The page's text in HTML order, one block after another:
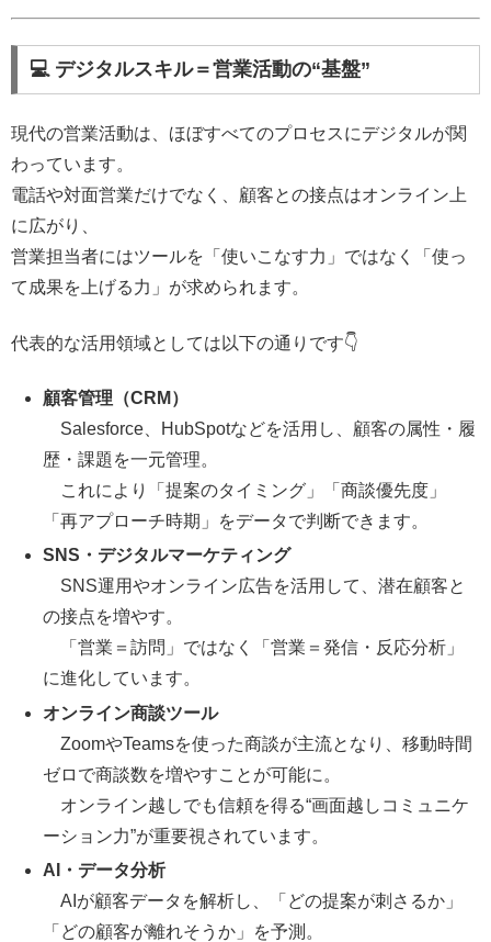
💻 デジタルスキル＝営業活動の“基盤”
現代の営業活動は、ほぼすべてのプロセスにデジタルが関
わっています。
電話や対面営業だけでなく、顧客との接点はオンライン上
に広がり、
営業担当者にはツールを「使いこなす力」ではなく「使っ
て成果を上げる力」が求められます。
代表的な活用領域としては以下の通りです👇
顧客管理（CRM）
Salesforce、HubSpotなどを活用し、顧客の属性・履
歴・課題を一元管理。
これにより「提案のタイミング」「商談優先度」
「再アプローチ時期」をデータで判断できます。
SNS・デジタルマーケティング
SNS運用やオンライン広告を活用して、潜在顧客と
の接点を増やす。
「営業＝訪問」ではなく「営業＝発信・反応分析」
に進化しています。
オンライン商談ツール
ZoomやTeamsを使った商談が主流となり、移動時間
ゼロで商談数を増やすことが可能に。
オンライン越しでも信頼を得る“画面越しコミュニケ
ーション力”が重要視されています。
AI・データ分析
AIが顧客データを解析し、「どの提案が刺さるか」
「どの顧客が離れそうか」を予測。